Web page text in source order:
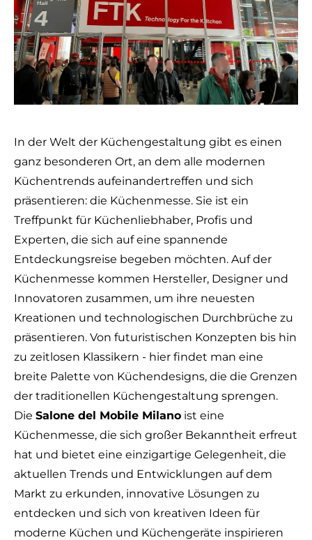
In der Welt der Küchengestaltung gibt es einen
ganz besonderen Ort, an dem alle modernen
Küchentrends aufeinandertreffen und sich
präsentieren: die Küchenmesse. Sie ist ein
Treffpunkt für Küchenliebhaber, Profis und
Experten, die sich auf eine spannende
Entdeckungsreise begeben möchten. Auf der
Küchenmesse kommen Hersteller, Designer und
Innovatoren zusammen, um ihre neuesten
Kreationen und technologischen Durchbrüche zu
präsentieren. Von futuristischen Konzepten bis hin
zu zeitlosen Klassikern - hier findet man eine
breite Palette von Küchendesigns, die die Grenzen
der traditionellen Küchengestaltung sprengen.
Die Salone del Mobile Milano ist eine
Küchenmesse, die sich großer Bekanntheit erfreut
hat und bietet eine einzigartige Gelegenheit, die
aktuellen Trends und Entwicklungen auf dem
Markt zu erkunden, innovative Lösungen zu
entdecken und sich von kreativen Ideen für
moderne Küchen und Küchengeräte inspirieren